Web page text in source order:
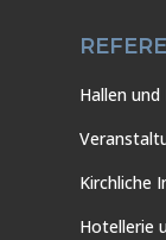
Hallen
Kirchliche
Hotellerie